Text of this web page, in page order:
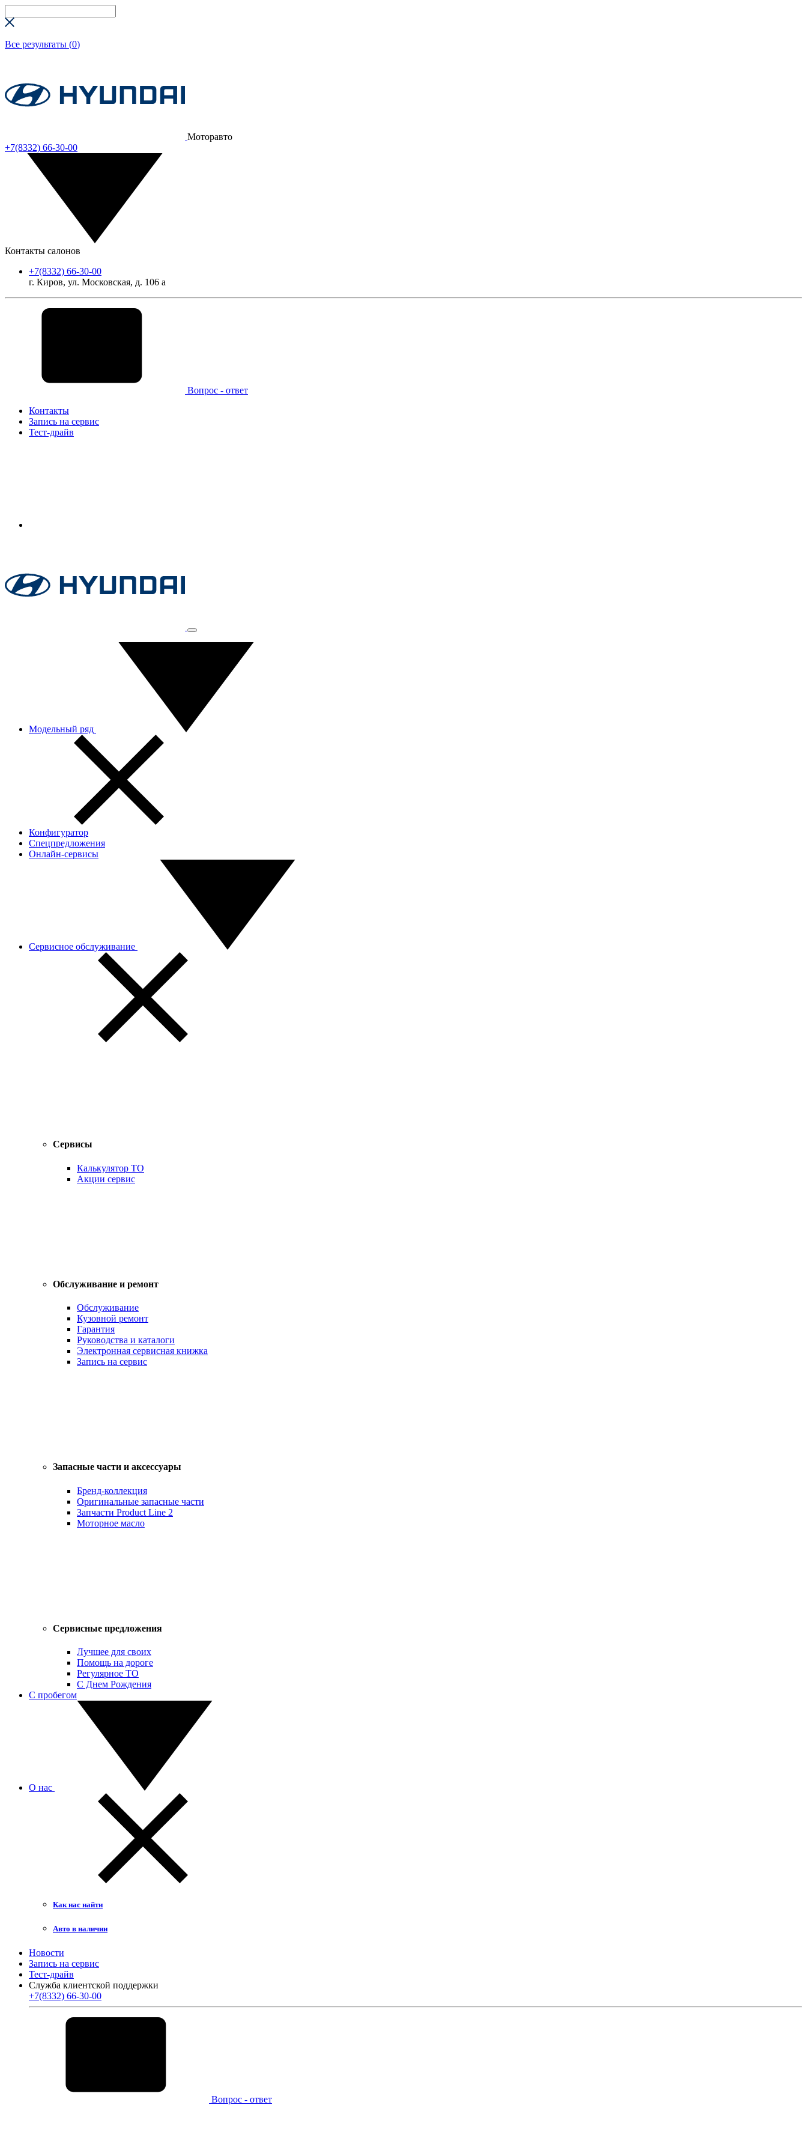
Все результаты (0)
Моторавто
+7(8332) 66-30-00
Контакты салонов
+7(8332) 66-30-00
г. Киров, ул. Московская, д. 106 а
Вопрос - ответ
Контакты
Запись на сервис
Тест-драйв
Модельный ряд
Конфигуратор
Спецпредложения
Онлайн-сервисы
Сервисное обслуживание
Сервисы
Калькулятор ТО
Акции сервис
Обслуживание и ремонт
Обслуживание
Кузовной ремонт
Гарантия
Руководства и каталоги
Электронная сервисная книжка
Запись на сервис
Запасные части и аксессуары
Бренд-коллекция
Оригинальные запасные части
Запчасти Product Line 2
Моторное масло
Сервисные предложения
Лучшее для своих
Помощь на дороге
Регулярное ТО
С Днем Рождения
С пробегом
О нас
Как нас найти
Авто в наличии
Новости
Запись на сервис
Тест-драйв
Служба клиентской поддержки
+7(8332) 66-30-00
Вопрос - ответ